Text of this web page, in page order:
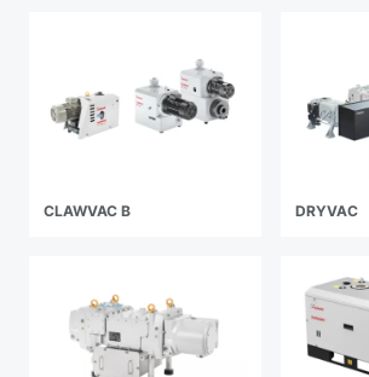
CLAWVAC B DRYVAC